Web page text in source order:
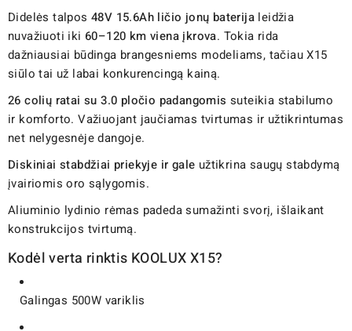
Didelės talpos 48V 15.6Ah ličio jonų baterija leidžia
nuvažiuoti iki 60–120 km viena įkrova. Tokia rida
dažniausiai būdinga brangesniems modeliams, tačiau X15
siūlo tai už labai konkurencingą kainą.
26 colių ratai su 3.0 pločio padangomis suteikia stabilumo
ir komforto. Važiuojant jaučiamas tvirtumas ir užtikrintumas
net nelygesnėje dangoje.
Diskiniai stabdžiai priekyje ir gale užtikrina saugų stabdymą
įvairiomis oro sąlygomis.
Aliuminio lydinio rėmas padeda sumažinti svorį, išlaikant
konstrukcijos tvirtumą.
Kodėl verta rinktis KOOLUX X15?
Galingas 500W variklis